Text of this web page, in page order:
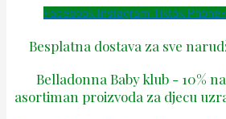
Facebook Instagram Tiktok
Besplatna dostava za sve
Belladonna Baby klub - 10%
asortiman proizvoda za djecu